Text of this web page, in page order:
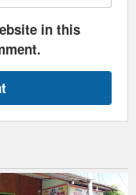
in this